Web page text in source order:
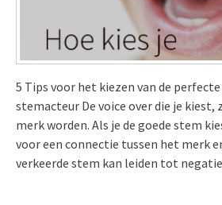
5 Tips voor het kiezen van de
stemacteur De voice over die je kiest,
merk worden. Als je de goede stem
voor een connectie tussen het merk
verkeerde stem kan leiden tot